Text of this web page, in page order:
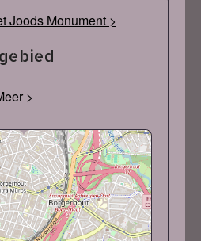
Joods Monument >
>